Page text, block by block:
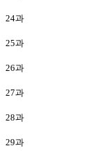
24과
25과
26과
27과
28과
29과